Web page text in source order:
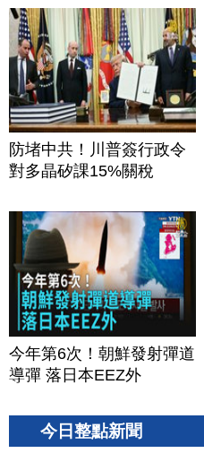
防堵中共！川普簽行政令
對多晶矽課15%關稅
今年第6次！朝鮮發射彈道
導彈 落日本EEZ外
今日整點新聞